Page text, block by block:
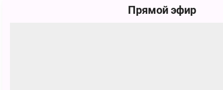
Смотрите Телешоу Всё, что вы хотели
Прямой эфир